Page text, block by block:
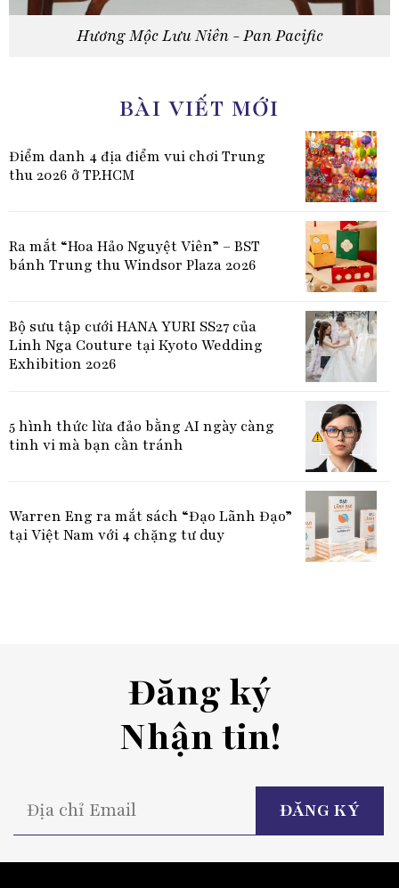
Hương Mộc Lưu Niên - Pan Pacific
BÀI VIẾT MỚI
Điểm danh 4 địa điểm vui chơi Trung
thu 2026 ở TP.HCM
Ra mắt “Hoa Hảo Nguyệt Viên” – BST
bánh Trung thu Windsor Plaza 2026
Bộ sưu tập cưới HANA YURI SS27 của
Linh Nga Couture tại Kyoto Wedding
Exhibition 2026
5 hình thức lừa đảo bằng AI ngày càng
tinh vi mà bạn cần tránh
Warren Eng ra mắt sách “Đạo Lãnh Đạo”
tại Việt Nam với 4 chặng tư duy
Đăng ký
Nhận tin!